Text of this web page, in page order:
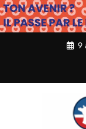
Aller
au
contenu
9